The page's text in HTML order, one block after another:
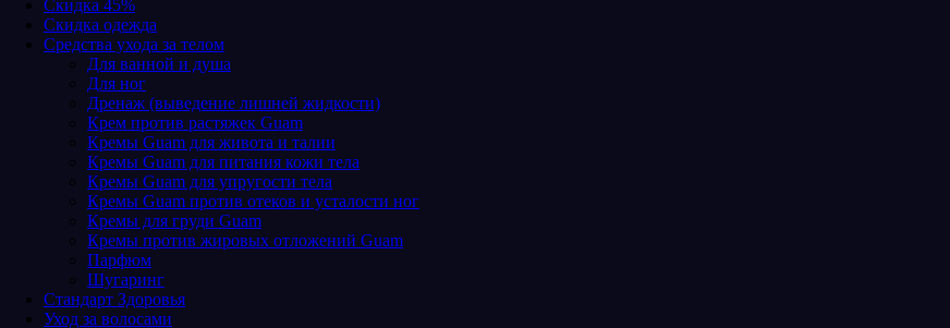
Скидка 45%
Скидка одежда
Средства ухода за телом
Для ванной и душа
Для ног
Дренаж (выведение лишней жидкости)
Крем против растяжек Guam
Кремы Guam для живота и талии
Кремы Guam для питания кожи тела
Кремы Guam для упругости тела
Кремы Guam против отеков и усталости ног
Кремы для груди Guam
Кремы против жировых отложений Guam
Парфюм
Шугаринг
Стандарт Здоровья
Уход за волосами